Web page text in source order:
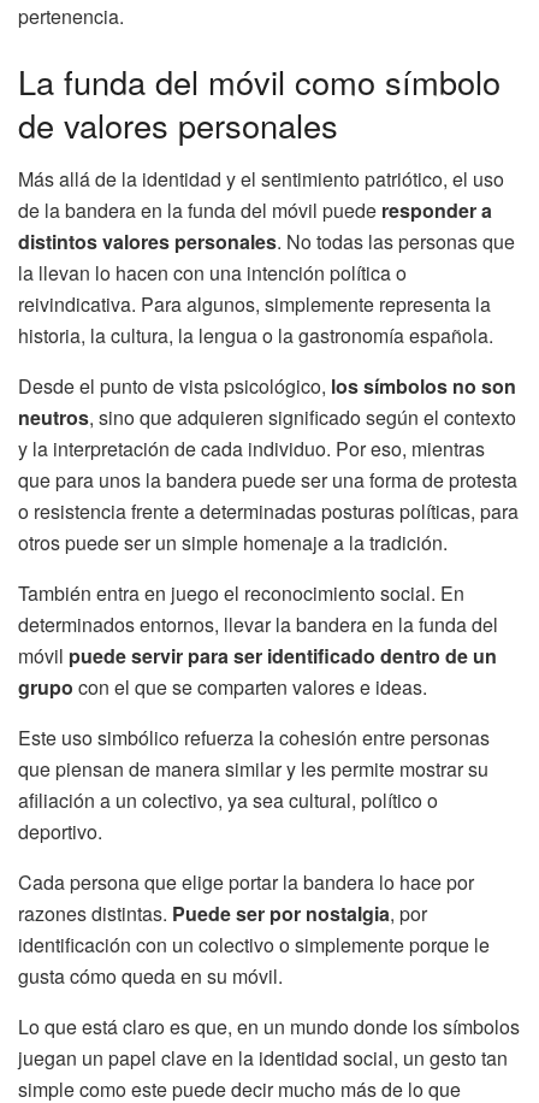
pertenencia.
La funda del móvil como símbolo
de valores personales
Más allá de la identidad y el sentimiento patriótico, el uso
de la bandera en la funda del móvil puede responder a
distintos valores personales. No todas las personas que
la llevan lo hacen con una intención política o
reivindicativa. Para algunos, simplemente representa la
historia, la cultura, la lengua o la gastronomía española.
Desde el punto de vista psicológico, los símbolos no son
neutros, sino que adquieren significado según el contexto
y la interpretación de cada individuo. Por eso, mientras
que para unos la bandera puede ser una forma de protesta
o resistencia frente a determinadas posturas políticas, para
otros puede ser un simple homenaje a la tradición.
También entra en juego el reconocimiento social. En
determinados entornos, llevar la bandera en la funda del
móvil puede servir para ser identificado dentro de un
grupo con el que se comparten valores e ideas.
Este uso simbólico refuerza la cohesión entre personas
que piensan de manera similar y les permite mostrar su
afiliación a un colectivo, ya sea cultural, político o
deportivo.
Cada persona que elige portar la bandera lo hace por
razones distintas. Puede ser por nostalgia, por
identificación con un colectivo o simplemente porque le
gusta cómo queda en su móvil.
Lo que está claro es que, en un mundo donde los símbolos
juegan un papel clave en la identidad social, un gesto tan
simple como este puede decir mucho más de lo que